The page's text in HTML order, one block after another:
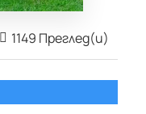
1149 Преглед(и)